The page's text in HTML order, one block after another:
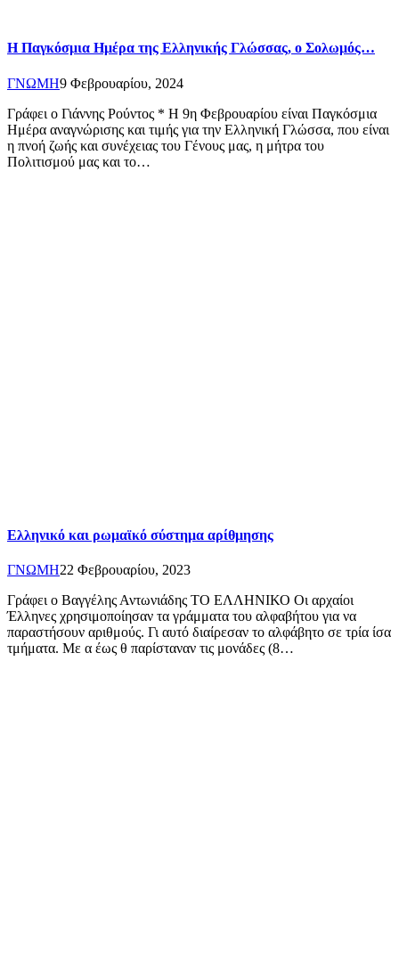
Η Παγκόσμια Ημέρα της Ελληνικής Γλώσσας, ο Σολωμός…
ΓΝΩΜΗ9 Φεβρουαρίου, 2024
Γράφει ο Γιάννης Ρούντος * Η 9η Φεβρουαρίου είναι Παγκόσμια
Ημέρα αναγνώρισης και τιμής για την Ελληνική Γλώσσα, που είναι
η πνοή ζωής και συνέχειας του Γένους μας, η μήτρα του
Πολιτισμού μας και το…
Ελληνικό και ρωμαϊκό σύστημα αρίθμησης
ΓΝΩΜΗ22 Φεβρουαρίου, 2023
Γράφει ο Βαγγέλης Αντωνιάδης ΤΟ ΕΛΛΗΝΙΚΟ Οι αρχαίοι
Έλληνες χρησιμοποίησαν τα γράμματα του αλφαβήτου για να
παραστήσουν αριθμούς. Γι αυτό διαίρεσαν το αλφάβητο σε τρία ίσα
τμήματα. Με α έως θ παρίσταναν τις μονάδες (8…